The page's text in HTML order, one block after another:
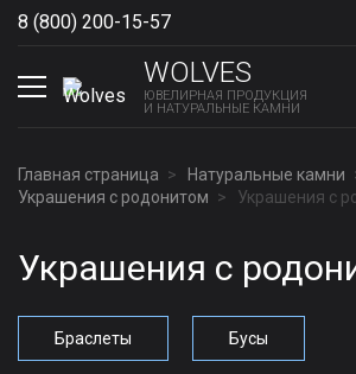
8 (800) 200-15-57
WOLVES
ЮВЕЛИРНАЯ ПРОДУКЦИЯ
И НАТУРАЛЬНЫЕ КАМНИ
Главная страница
Натуральные камни
Украшения с родонитом
Украшения с
Украшения с
Браслеты Бусы